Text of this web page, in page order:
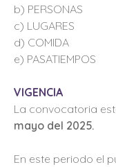
b) PERSONAS
c) LUGARES
d) COMIDA
e) PASATIEMPOS
VIGENCIA
La convocatoria
mayo del 2025.
En este periodo el